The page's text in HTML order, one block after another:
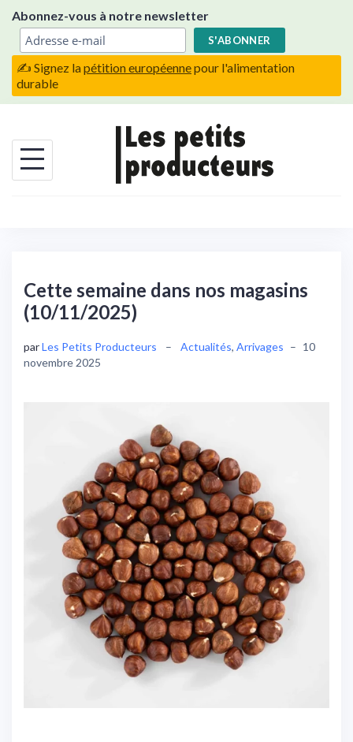
content
Abonnez-vous à notre newsletter
✍️ Signez lapétition européennepour l'alimentation
durable
Cette semaine dans nos magasins
(10/11/2025)
parLes Petits Producteurs – Actualités, Arrivages – 10
novembre 2025